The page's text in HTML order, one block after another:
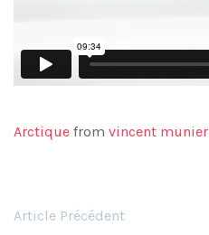
Arctique from vincent munier
Article Précédent